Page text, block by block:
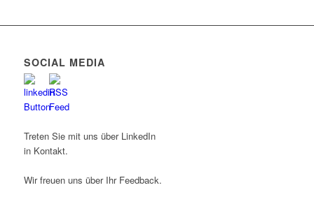
SOCIAL MEDIA
Treten Sie mit uns über LinkedIn
in Kontakt.
Wir freuen uns über Ihr Feedback.